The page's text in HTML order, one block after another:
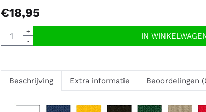
€18,95
Aantal
+
-
IN
Beschrijving Extra informatie Beoordelingen